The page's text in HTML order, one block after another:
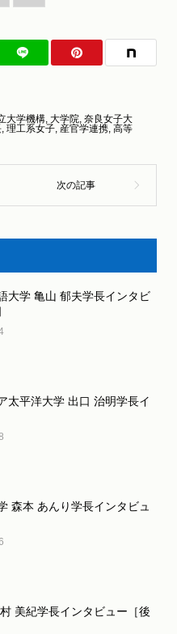
大学機構, 大学院, 奈良女子大
, 理工系女子, 産官学連携, 高等
大学 亀山 郁夫学長インタビ
太平洋大学 出口 治明学長イ
森本 あんり学長インタビュ
美紀学長インタビュー［後